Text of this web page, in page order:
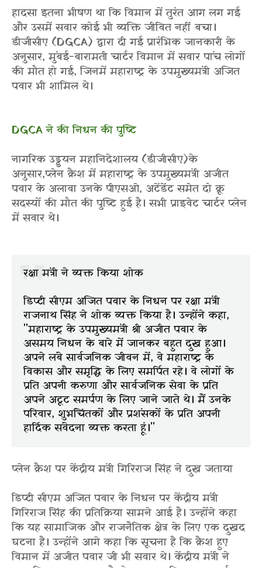
हादसा इतना भीषण था कि विमान में तुरंत आग लग गई
और उसमें सवार कोई भी व्यक्ति जीवित नहीं बचा।
डीजीसीए (DGCA) द्वारा दी गई प्रारंभिक जानकारी के
अनुसार, मुंबई-बारामती चार्टर विमान में सवार पांच लोगों
की मौत हो गई, जिनमें महाराष्ट्र के उपमुख्यमंत्री अजित
पवार भी शामिल थे।
DGCA ने की निधन की पुष्टि
नागरिक उड्डयन महानिदेशालय (डीजीसीए)के
अनुसार,प्लेन क्रैश में महाराष्ट्र के उपमुख्यमंत्री अजीत
पवार के अलावा उनके पीएसओ, अटेंडेंट समेत दो क्रू
सदस्यों की मौत की पुष्टि हुई है। सभी प्राइवेट चार्टर प्लेन
में सवार थे।
रक्षा मंत्री ने व्यक्त किया शोक
डिप्टी सीएम अजित पवार के निधन पर रक्षा मंत्री
राजनाथ सिंह ने शोक व्यक्त किया है। उन्होंने कहा,
"महाराष्ट्र के उपमुख्यमंत्री श्री अजीत पवार के
असमय निधन के बारे में जानकर बहुत दुख हुआ।
अपने लंबे सार्वजनिक जीवन में, वे महाराष्ट्र के
विकास और समृद्धि के लिए समर्पित रहे। वे लोगों के
प्रति अपनी करुणा और सार्वजनिक सेवा के प्रति
अपने अटूट समर्पण के लिए जाने जाते थे। मैं उनके
परिवार, शुभचिंतकों और प्रशंसकों के प्रति अपनी
हार्दिक संवेदना व्यक्त करता हूं।"
प्लेन क्रैश पर केंद्रीय मंत्री गिरिराज सिंह ने दुख जताया
डिप्टी सीएम अजित पवार के निधन पर केंद्रीय मंत्री
गिरिराज सिंह की प्रतिक्रिया सामने आई है। उन्होंने कहा
कि यह सामाजिक और राजनैतिक क्षेत्र के लिए एक दुखद
घटना है। उन्होंने आगे कहा कि सूचना है कि क्रैश हुए
विमान में अजीत पवार जी भी सवार थे। केंद्रीय मंत्री ने